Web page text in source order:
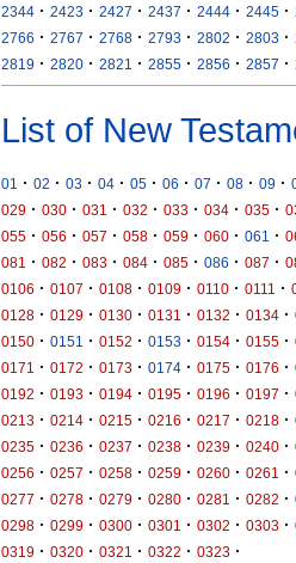
2344 · 2423 · 2427 · 2437 · 2444 · 2445 ·
2766 · 2767 · 2768 · 2793 · 2802 · 2803 ·
2819 · 2820 · 2821 · 2855 · 2856 · 2857 ·
List of New
01 · 02 · 03 · 04 · 05 · 06 · 07 · 08 · 09 ·
029 · 030 · 031 · 032 · 033 · 034 · 035 ·
055 · 056 · 057 · 058 · 059 · 060 · 061 ·
081
· 082 · 083 · 084 · 085 · 086 · 087 ·
0106 · 0107 · 0108 · 0109 · 0110 · 0111 ·
0128 · 0129 · 0130 · 0131 · 0132 · 0134 ·
0150 · 0151 · 0152 · 0153 · 0154 · 0155 ·
0171
· 0172 · 0173 · 0174 · 0175 · 0176 ·
0192 · 0193 · 0194 · 0195 · 0196 · 0197 ·
0213 · 0214 · 0215 · 0216 · 0217 · 0218 ·
0235 · 0236 · 0237 · 0238 · 0239 · 0240 ·
0256 · 0257 · 0258 · 0259 · 0260 · 0261 ·
0277 · 0278 · 0279 · 0280 · 0281 · 0282 ·
0298 · 0299 · 0300 · 0301 · 0302 · 0303 ·
0319 · 0320 · 0321 · 0322 · 0323 ·